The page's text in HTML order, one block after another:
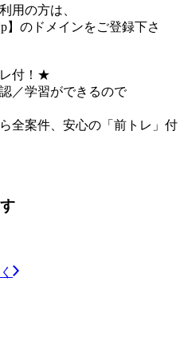
用の方は、
】のドメインをご登録下さ
付！★
／学習ができるので
全案件、安心の「前トレ」付